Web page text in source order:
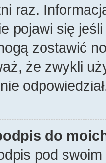
raz.
pojawi się
zostawić
że zwykli
do
pod